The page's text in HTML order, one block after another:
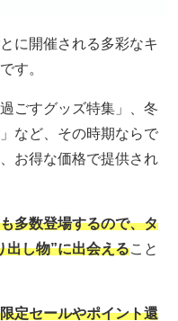
に開催される多彩なキ
す。
ごすグッズ特集」、冬
など、その時期ならで
お得な価格で提供され
多数登場するので、タ
出し物”に出会える こと
定セールやポイント還